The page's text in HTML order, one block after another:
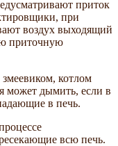
приток
при
воздух выходящий
приточную
котлом
может дымить, если в
в печь.
всю печь.